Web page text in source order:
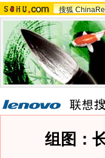
搜狐
组图：